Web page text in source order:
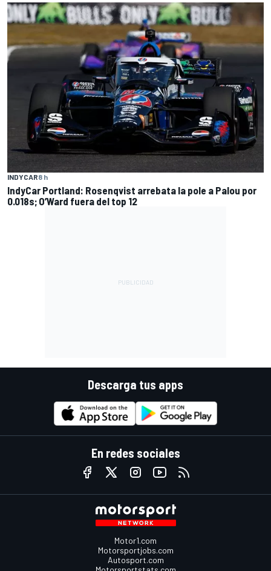
INDYCAR8 h
IndyCar Portland: Rosenqvist arrebata la pole a Palou por
0.018s; O’Ward fuera del top 12
Descarga tus apps
En redes sociales
Motor1.com
Motorsportjobs.com
Autosport.com